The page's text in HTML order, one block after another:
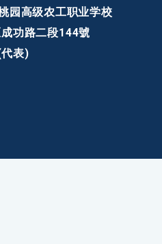
园高级农工职业学校
功路二段144號
表)